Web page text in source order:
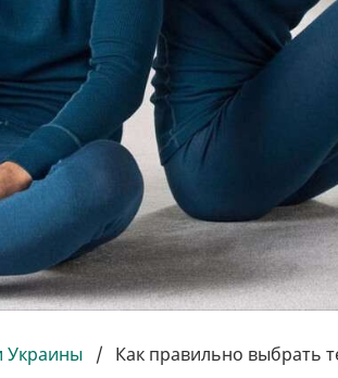
Украины / Как правильно выбрать